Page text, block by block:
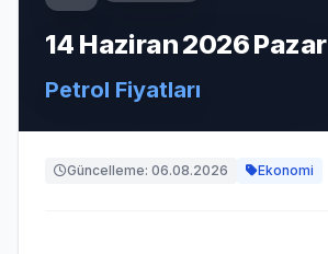
14 Haziran 2026 Pazar
Petrol Fiyatları
Güncelleme: 06.08.2026 Ekonomi